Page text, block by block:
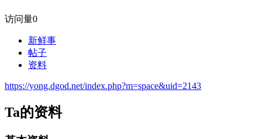
访问量0
新鲜事
帖子
资料
https://yong.dgod.net/index.php?m=space&uid=2143
Ta的资料